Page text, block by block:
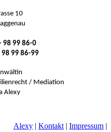
10
98 99 86-0
98 99 86-99
/ Mediation
Alexy
Alexy | Kontakt | Impressum |